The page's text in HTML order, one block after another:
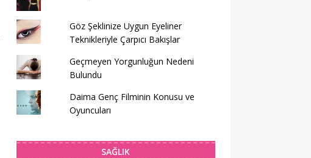
Göz Şeklinize Uygun Eyeliner
Teknikleriyle Çarpıcı Bakışlar
Geçmeyen Yorgunluğun Nedeni
Bulundu
Daima Genç Filminin Konusu ve
Oyuncuları
SAĞLIK